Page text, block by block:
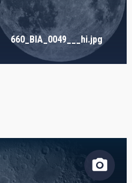
660_BIA_0049___hi.jpg